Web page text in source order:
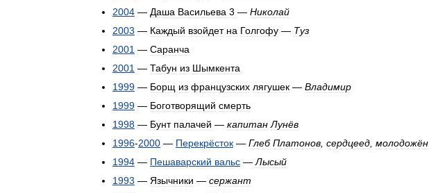
2004 — Даша Васильева 3 — Николай
2003 — Каждый взойдет на Голгофу — Туз
2001 — Саранча
2001 — Табун из Шымкента
1999 — Борщ из французских лягушек — Владимир
1999 — Боготворящий смерть
1998 — Бунт палачей — капитан Лунёв
1996-2000 — Перекрёсток — Глеб Платонов сердцеед молодожён
1994 — Пешаварский вальс — Лысый
1993 — Язычники — сержант